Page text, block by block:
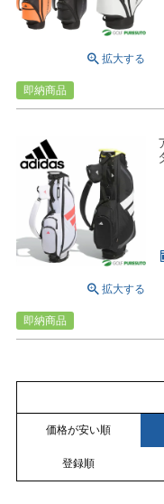
即納商品
即納商品
価格が安い順
登録順